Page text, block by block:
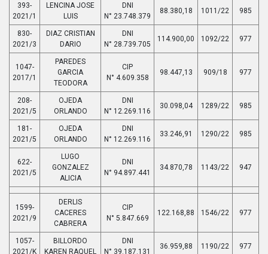
393-
2021/1
LENCINA JOSE
LUIS
DNI
N° 23.748.379
88.380,18 1011/22 985
830-
2021/3
DIAZ CRISTIAN
DARIO
DNI
N° 28.739.705
114.900,00 1092/22 977
1047-
2017/1
PAREDES
GARCIA
TEODORA
CIP
N° 4.609.358
98.447,13 909/18 977
208-
2021/5
OJEDA
ORLANDO
DNI
N° 12.269.116
30.098,04 1289/22 985
181-
2021/5
OJEDA
ORLANDO
DNI
N° 12.269.116
33.246,91 1290/22 985
622-
2021/5
LUGO
GONZALEZ
ALICIA
DNI
N° 94.897.441
34.870,78 1143/22 947
1599-
2021/9
DERLIS
CACERES
CABRERA
CIP
N° 5.847.669
122.168,88 1546/22 977
1057-
2021/K
BILLORDO
KAREN RAQUEL
DNI
N° 39.187.131
36.959,88 1190/22 977